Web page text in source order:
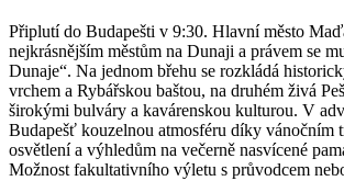
Připlutí do Budapešti v 9:30. Hlavní město
nejkrásnějším městům na Dunaji a právem se
Dunaje“. Na jednom břehu se rozkládá
vrchem a Rybářskou baštou, na druhém živá
širokými bulváry a kavárenskou kulturou. V
Budapešť kouzelnou atmosféru díky vánočním
osvětlení a výhledům na večerně nasvícené
Možnost fakultativního výletu s průvodcem